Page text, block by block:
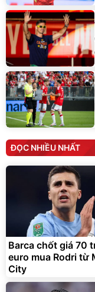
ĐỌC NHIỀU NHẤT
Barca chốt giá 70
euro mua Rodri từ
City